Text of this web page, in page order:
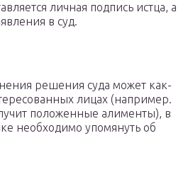
личная подпись истца, а
в суд.
решения суда может как-
лицах (например.
положенные алименты), в
необходимо упомянуть об